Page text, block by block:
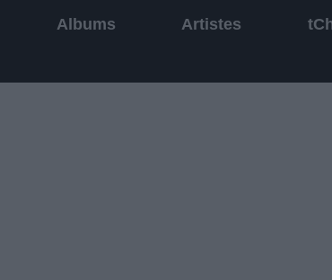
Albums Artistes